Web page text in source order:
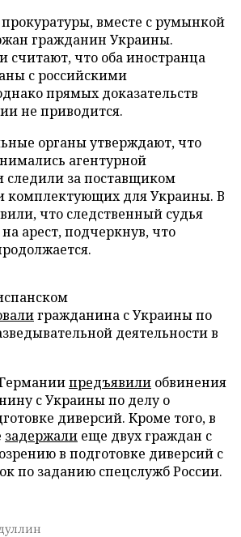
вместе с румынкой
гражданин Украины.
считают, что оба иностранца
с российскими
прямых доказательств
не приводится.
органы утверждают, что
агентурной
следили за поставщиком
комплектующих для Украины. В
что следственный судья
арест, подчеркнув, что
гражданина с Украины по
деятельности в
предъявили обвинения
с Украины по делу о
диверсий. Кроме того, в
задержали еще двух граждан с
в подготовке диверсий с
по заданию спецслужб России.